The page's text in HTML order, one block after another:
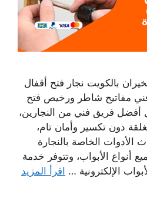
بالكويت نجار فتح أقفال
معلم فني مفاتيح شاطر ورخيص فتح
أفضل فريق فني من النجارين،
دون تكسير وأمان تام،
الأدوات الخاصة بالنجارة
أنواع الأبواب، وتتوفر خدمة
الإلكترونية … اقرأ المزيد